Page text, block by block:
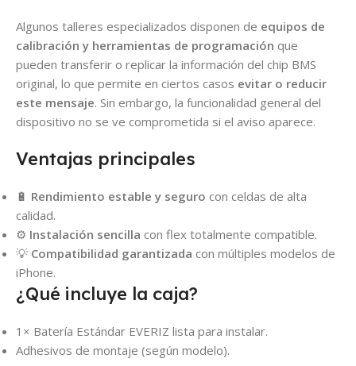
Algunos talleres especializados disponen de equipos de
calibración y herramientas de programación que
pueden transferir o replicar la información del chip BMS
original, lo que permite en ciertos casos evitar o reducir
este mensaje. Sin embargo, la funcionalidad general del
dispositivo no se ve comprometida si el aviso aparece.
Ventajas principales
🔋 Rendimiento estable y seguro con celdas de alta
calidad.
⚙️ Instalación sencilla con flex totalmente compatible.
💡 Compatibilidad garantizada con múltiples modelos de
iPhone.
¿Qué incluye la caja?
1× Batería Estándar EVERIZ lista para instalar.
Adhesivos de montaje (según modelo).